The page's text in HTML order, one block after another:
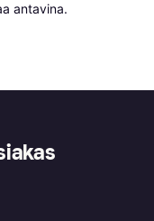
antavina.